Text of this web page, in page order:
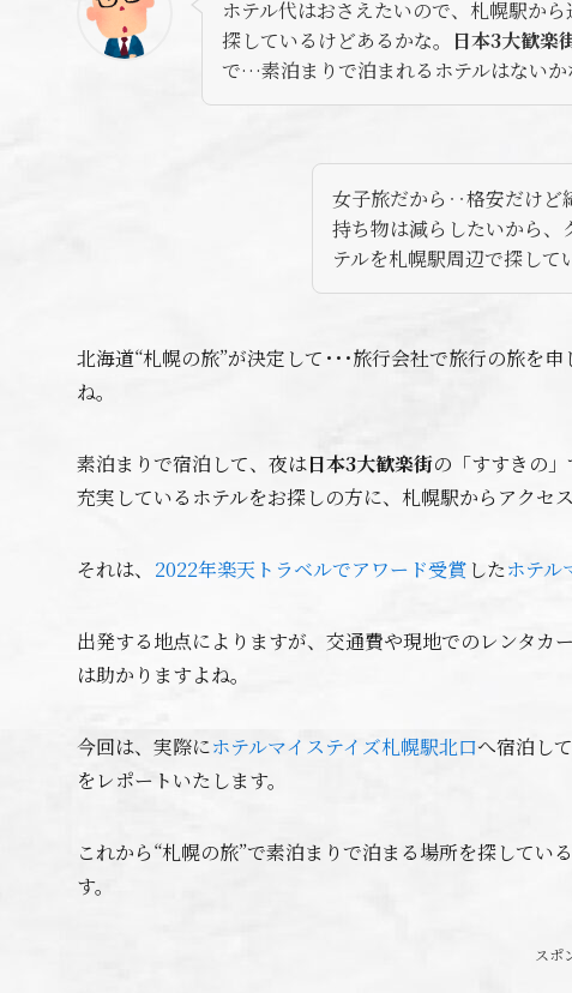
ホテル代はおさえたいので、札幌駅か
探しているけどあるかな。
日本3大歓楽
で…素泊まりで泊まれるホテルはないか
女子旅だから‥格安だけど
持ち物は減らしたいから
テルを札幌駅周辺で探して
北海道“札幌の旅”が決定して･･･旅行会社で旅行の旅を
ね。
素泊まりで宿泊して、夜は日本3大歓楽街の「すすきの
充実しているホテルをお探しの方に、札幌駅からアクセ
それは、 2022年楽天トラベルでアワード受賞 したホテル
出発する地点によりますが、交通費や現地でのレンタ
は助かりますよね。
今回は、実際にホテルマイステイズ札幌駅北口へ宿泊し
をレポートいたします。
これから“札幌の旅”で素泊まりで泊まる場所を探して
す。
スポ